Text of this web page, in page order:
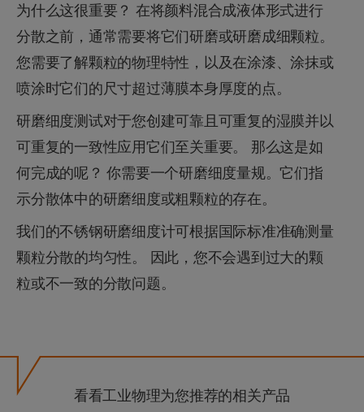
为什么这很重要？ 在将颜料混合成液体形式进行
分散之前，通常需要将它们研磨或研磨成细颗粒。
您需要了解颗粒的物理特性，以及在涂漆、涂抹或
喷涂时它们的尺寸超过薄膜本身厚度的点。
研磨细度测试对于您创建可靠且可重复的湿膜并以
可重复的一致性应用它们至关重要。 那么这是如
何完成的呢？ 你需要一个研磨细度量规。它们指
示分散体中的研磨细度或粗颗粒的存在。
我们的不锈钢研磨细度计可根据国际标准准确测量
颗粒分散的均匀性。 因此，您不会遇到过大的颗
粒或不一致的分散问题。
看看工业物理为您推荐的相关产品